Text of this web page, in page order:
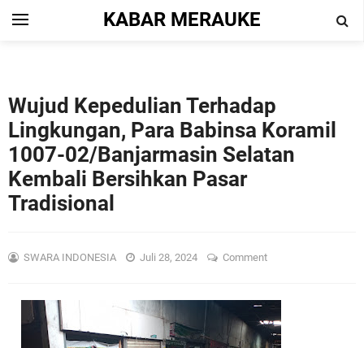
KABAR MERAUKE
Wujud Kepedulian Terhadap
Lingkungan, Para Babinsa Koramil
1007-02/Banjarmasin Selatan
Kembali Bersihkan Pasar
Tradisional
SWARA INDONESIA Juli 28, 2024 Comment